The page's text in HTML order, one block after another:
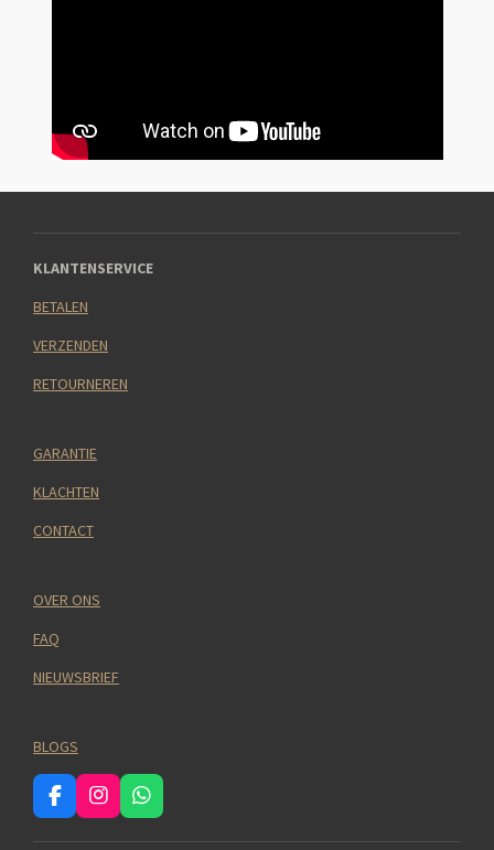
KLANTENSERVICE
BETALEN
VERZENDEN
RETOURNEREN
GARANTIE
KLACHTEN
CONTACT
OVER ONS
FAQ
NIEUWSBRIEF
BLOGS
F
a
c
I
n
s
W
h
a